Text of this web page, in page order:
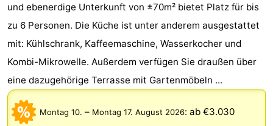
und ebenerdige Unterkunft von ±70m² bietet Platz für bis
zu 6 Personen. Die Küche ist unter anderem ausgestattet
mit: Kühlschrank, Kaffeemaschine, Wasserkocher und
Kombi-Mikrowelle. Außerdem verfügen Sie draußen über
eine dazugehörige Terrasse mit Gartenmöbeln ...
Montag 10. – Montag 17. August 2026: ab €3.030